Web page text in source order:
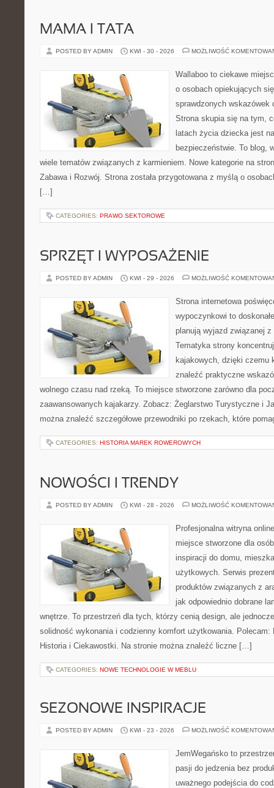
MAMA I TATA
POSTED BY ADMIN KWI - 30 - 2026 MOŻLIWOŚĆ
Wallaboo to ciekawe
o osobach opiekujących
sprawdzonych wskazówek
Strona skupia się na tym,
latach życia dziecka jest
bezpieczeństwie. To blog,
wiele tematów związanych z karmieniem. Nowe kategorie na
Zabawa i Rozwój. Strona została przygotowana z myślą o
[…]
CATEGORIES: PRAWO SEKTOROWE
SPRZĘT I WYPOSAŻENIE
POSTED BY ADMIN KWI - 29 - 2026 MOŻLIWOŚĆ
Strona internetowa
wypoczynkowi to
planują wyjazd związanej
Tematyka strony
kajakowych, dzięki czemu
znaleźć praktyczne
wolnego czasu nad rzeką. To miejsce stworzone zarówno dla
zaawansowanych kajakarzy. Zobacz: Żeglarstwo Turystyczne i
można znaleźć szczegółowe przewodniki po rzekach, które
CATEGORIES: HISTORIA MAREK ROWEROWYCH
NOWOŚCI I TRENDY
POSTED BY ADMIN KWI - 28 - 2026 MOŻLIWOŚĆ
Profesjonalna witryna
miejsce stworzone dla
inspiracji do domu,
użytkowych. Serwis
produktów związanych z
jak odpowiednio dobrane
wnętrze. To przestrzeń dla tych, którzy cenią design, ale
solidność wykonania i codzienny komfort użytkowania. Polecam:
Historia i Ciekawostki. Na stronie można znaleźć liczne […]
CATEGORIES: NOWE TECHNOLOGIE W MEBLU
SEZONOWE INSPIRACJE
POSTED BY ADMIN KWI - 23 - 2026 MOŻLIWOŚĆ
JemWegańsko to
pasji do jedzenia bez
uważnego podejścia do